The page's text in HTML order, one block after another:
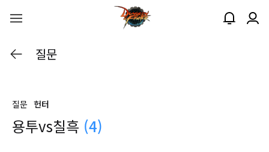
질문
질문 헌터
용투vs칠흑 (4)